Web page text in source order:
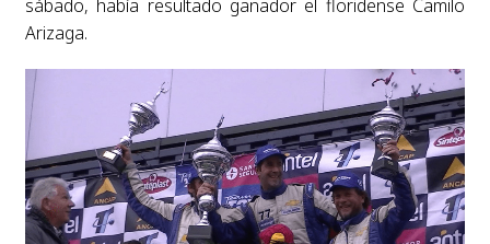
sábado, había resultado ganador el floridense Camilo
Arizaga.